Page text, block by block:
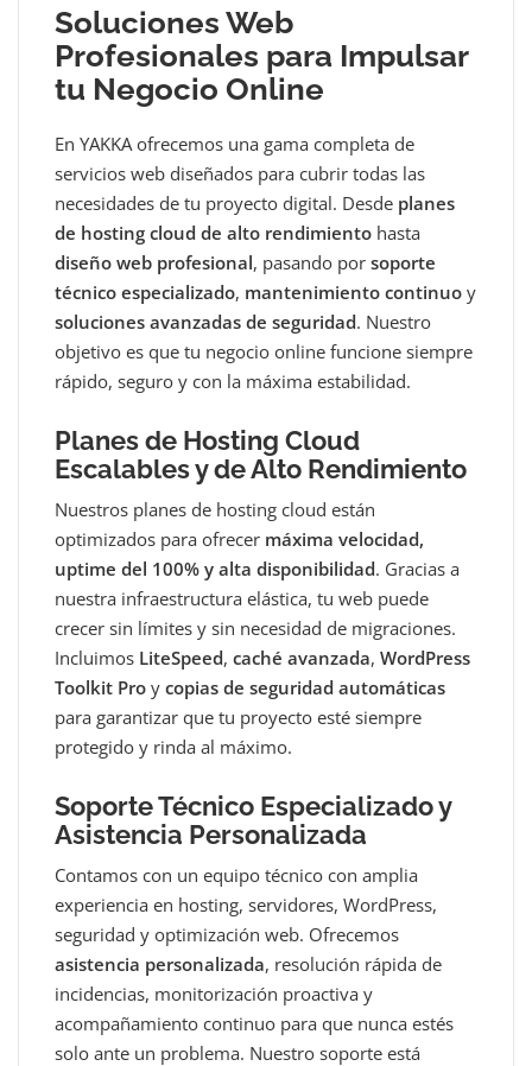
Soluciones Web
Profesionales para Impulsar
tu Negocio Online
En YAKKA ofrecemos una gama completa de
servicios web diseñados para cubrir todas las
necesidades de tu proyecto digital. Desde planes
de hosting cloud de alto rendimiento hasta
diseño web profesional, pasando por soporte
técnico especializado, mantenimiento continuo y
soluciones avanzadas de seguridad. Nuestro
objetivo es que tu negocio online funcione siempre
rápido, seguro y con la máxima estabilidad.
Planes de Hosting Cloud
Escalables y de Alto Rendimiento
Nuestros planes de hosting cloud están
optimizados para ofrecer máxima velocidad,
uptime del 100% y alta disponibilidad. Gracias a
nuestra infraestructura elástica, tu web puede
crecer sin límites y sin necesidad de migraciones.
Incluimos LiteSpeed, caché avanzada, WordPress
Toolkit Pro y copias de seguridad automáticas
para garantizar que tu proyecto esté siempre
protegido y rinda al máximo.
Soporte Técnico Especializado y
Asistencia Personalizada
Contamos con un equipo técnico con amplia
experiencia en hosting, servidores, WordPress,
seguridad y optimización web. Ofrecemos
asistencia personalizada, resolución rápida de
incidencias, monitorización proactiva y
acompañamiento continuo para que nunca estés
solo ante un problema. Nuestro soporte está